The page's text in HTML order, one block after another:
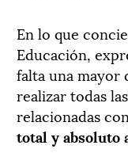
En lo que
Educación,
falta una mayor
realizar todas
relacionadas
total y absoluto